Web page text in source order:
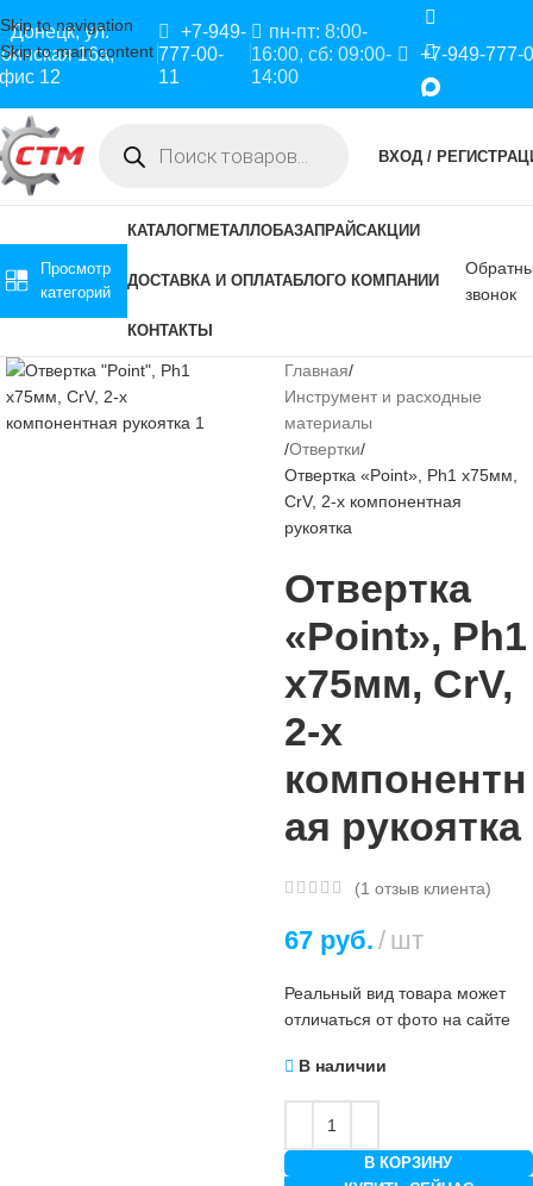
Skip to navigation
Skip to main content
Донецк, ул.
16а,
12
+7-949-
777-00-
11
пн-пт: 8:00-
16:00, сб: 09:00-
14:00
+7-949-777-
ВХОД /
Просмотр
категорий
КАТАЛОГМЕТАЛЛОБАЗАПРАЙСАКЦИИ
ДОСТАВКА И ОПЛАТАБЛОГО КОМПАНИИ
КОНТАКТЫ
звонок
Главная
Инструмент и расходные
материалы
Отвертки
Отвертка «Point», Ph1 х75мм,
CrV, 2-х компонентная
рукоятка
Отвертка
«Point», Ph1
х75мм, CrV,
2-х
компонентн
ая рукоятка
(1 отзыв клиента)
67руб. шт
Реальный вид товара может
отличаться от фото на сайте
В наличии
В КОРЗИНУ